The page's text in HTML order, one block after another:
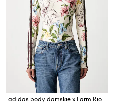
adidas body damskie x Farm Rio